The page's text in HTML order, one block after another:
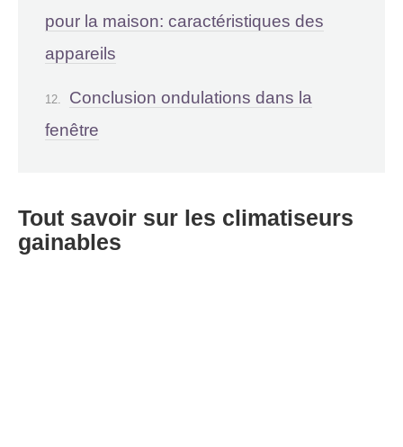
pour la maison: caractéristiques des
appareils
Conclusion ondulations dans la
fenêtre
Tout savoir sur les climatiseurs
gainables